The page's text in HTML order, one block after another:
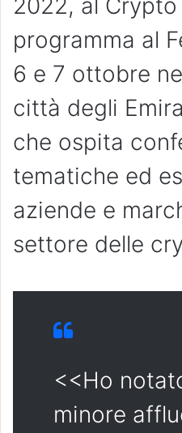
2022, al
programma al
6 e 7 ottobre
città degli
che ospita
tematiche ed
aziende e
settore delle
<<Ho
minore